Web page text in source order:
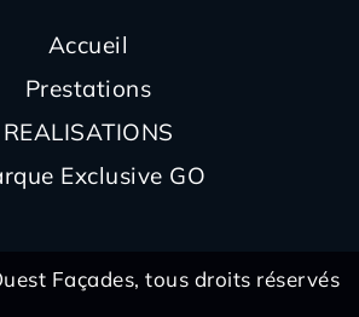
Accueil
Prestations
REALISATIONS
Exclusive GO
Façades, tous droits réservés